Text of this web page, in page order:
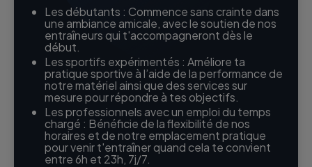
Les débutants : Commence sans crainte dans
une ambiance amicale, avec le soutien de nos
entraîneurs qui t'accompagneront dès le
début.
Les sportifs expérimentés : Améliore ta
pratique sportive à l’aide de la performance de
notre matériel ainsi que des services sur
mesure pour répondre à tes objectifs.
Les professionnels avec un emploi du temps
chargé : Bénéficie de la flexibilité de nos
horaires et de notre emplacement pratique
pour venir t'entraîner quand cela te convient
entre 6h et 23h, 7j/7.